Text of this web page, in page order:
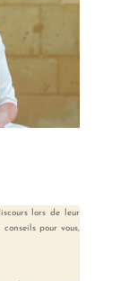
lors de leur
pour vous,